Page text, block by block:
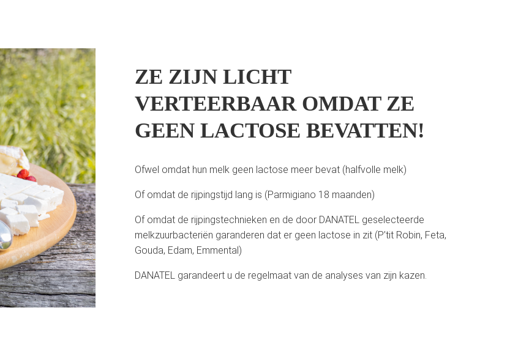
ZE ZIJN LICHT
VERTEERBAAR OMDAT ZE
GEEN LACTOSE BEVATTEN!
Ofwel omdat hun melk geen lactose meer bevat (halfvolle melk)
Of omdat de rijpingstijd lang is (Parmigiano 18 maanden)
Of omdat de rijpingstechnieken en de door DANATEL geselecteerde
melkzuurbacteriën garanderen dat er geen lactose in zit (P’tit Robin, Feta,
Gouda, Edam, Emmental)
DANATEL garandeert u de regelmaat van de analyses van zijn kazen.